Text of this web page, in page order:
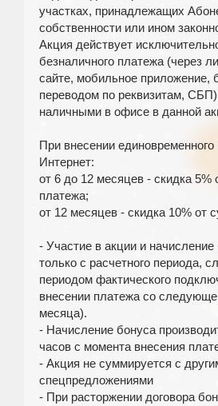
участках, принадлежащих
собственности или ином
Акция действует
безналичного платежа (через
сайте, мобильное приложение,
переводом по реквизитам,
наличными в офисе в данной
При внесении единовременного
Интернет:
от 6 до 12 месяцев - скидка 5%
платежа;
от 12 месяцев - скидка 10% от
- Участие в акции и
только с расчетного периода,
периодом фактического
внесении платежа со
месяца).
- Начисление бонуса
часов с момента внесения
- Акция не суммируется с
спецпредложениями
- При расторжении договора